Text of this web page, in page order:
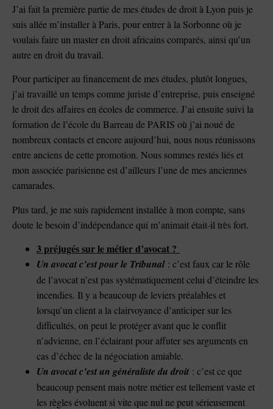
J’ai fait la première partie de mes études de droit à Lyon puis je
suis allée m’installer à Paris, pour entrer à la Sorbonne où je
voulais faire un master en droit africains comparés, ainsi qu’un
autre en droit du travail.
Pour participer au financement de mes études, plutôt longues,
j’ai travaillé un temps comme juriste d’entreprise, puis enseigné
le droit des affaires en écoles de commerce. J’ai ensuite suivi la
formation de l’école du Barreau de PARIS où j’ai noué de
nombreux contacts et encore aujourd’hui, nous nous réunissons
entre anciens de cette promotion. Nous sommes restés liés et
mon associée parisienne est d’ailleurs l’une de mes anciennes
camarades.
Plus tard, je me suis rapidement installée à mon compte, sans
doute le besoin d’indépendance qui m’animait était-il très fort.
3 préjugés sur le métier d’avocat ?
Un avocat c’est pour le Tribunal : c’est faux car le rôle
de l’avocat n’est pas systématiquement celui d’éteindre les
incendies. Il y a beaucoup de leviers préalables et
lorsqu’un client a la clairvoyance d’anticiper sur les
difficultés, on peut le protéger avant que le conflit
n’advienne, en l’éclairant pour affuter ses arguments en
cas d’échec de la négociation amiable.
Un avocat c’est un généraliste du droit : c’est ce que
beaucoup pensent mais notre métier est tellement vaste et
les règles évoluent si vite que nul ne peut sérieusement